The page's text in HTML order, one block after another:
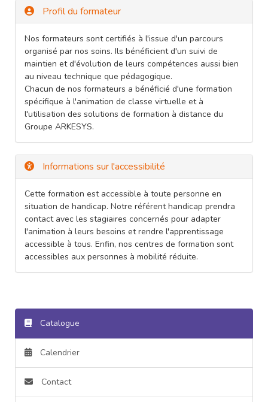
Profil du formateur
Nos formateurs sont certifiés à l'issue d'un parcours
organisé par nos soins. Ils bénéficient d'un suivi de
maintien et d'évolution de leurs compétences aussi bien
au niveau technique que pédagogique.
Chacun de nos formateurs a bénéficié d'une formation
spécifique à l'animation de classe virtuelle et à
l'utilisation des solutions de formation à distance du
Groupe ARKESYS.
Informations sur l'accessibilité
Cette formation est accessible à toute personne en
situation de handicap. Notre référent handicap prendra
contact avec les stagiaires concernés pour adapter
l'animation à leurs besoins et rendre l'apprentissage
accessible à tous. Enfin, nos centres de formation sont
accessibles aux personnes à mobilité réduite.
Catalogue
Calendrier
Contact